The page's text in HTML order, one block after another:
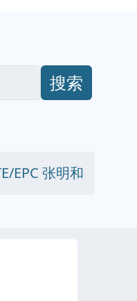
搜索
EPC 张明和